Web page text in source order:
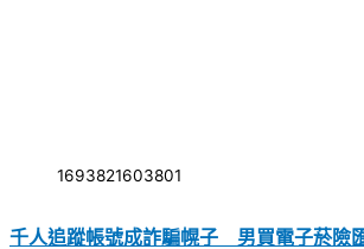
1693821603801
千人追蹤帳號成詐騙幌子 男買電子菸